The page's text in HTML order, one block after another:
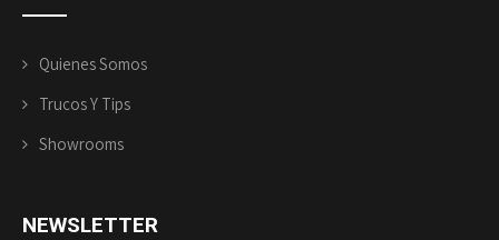
Quienes Somos
Trucos Y Tips
Showrooms
NEWSLETTER